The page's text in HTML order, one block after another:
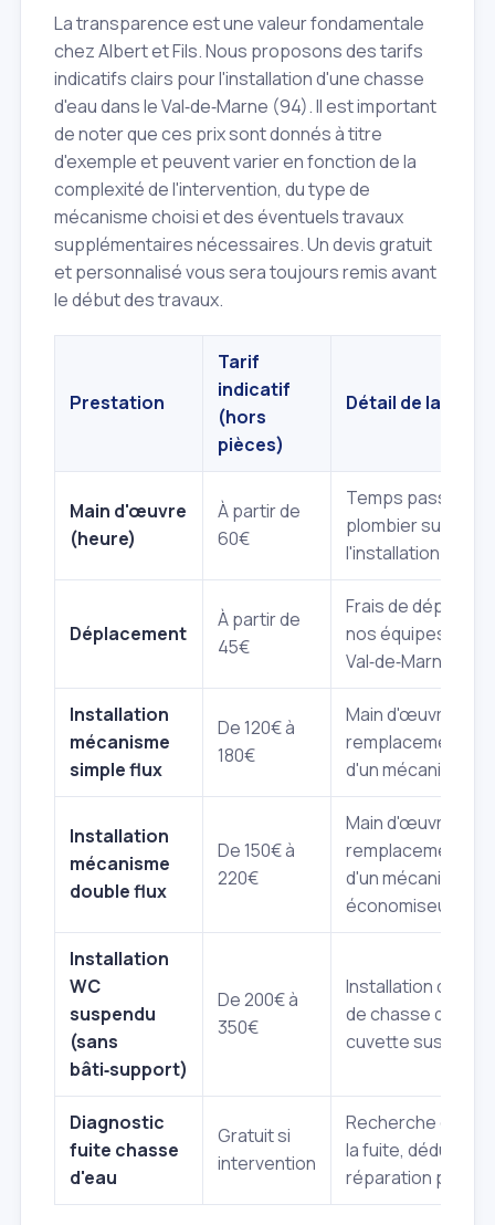
La transparence est une valeur fondamentale
chez Albert et Fils. Nous proposons des tarifs
indicatifs clairs pour l'installation d'une chasse
d'eau dans le Val‑de‑Marne (94). Il est important
de noter que ces prix sont donnés à titre
d'exemple et peuvent varier en fonction de la
complexité de l'intervention, du type de
mécanisme choisi et des éventuels travaux
supplémentaires nécessaires. Un devis gratuit
et personnalisé vous sera toujours remis avant
le début des travaux.
Prestation
Tarif
indicatif
(hors
pièces)
Détail de la
Main d'œuvre
(heure)
À partir de
60€
Temps passé par
plombier sur
l'installation.
Déplacement
À partir de
45€
Frais de
nos équipes dans
Val‑de‑Marne
Installation
mécanisme
simple flux
De 120€ à
180€
Main d'œuvre
remplacement
d'un mécanisme
Installation
mécanisme
double flux
De 150€ à
220€
Main d'œuvre
remplacement/
d'un mécanisme
économiseur
Installation
WC
suspendu
(sans
bâti‑support)
De 200€ à
350€
Installation du
de chasse d'eau
cuvette
Diagnostic
fuite chasse
d'eau
Gratuit si
intervention
Recherche de
la fuite, déduit du
réparation par